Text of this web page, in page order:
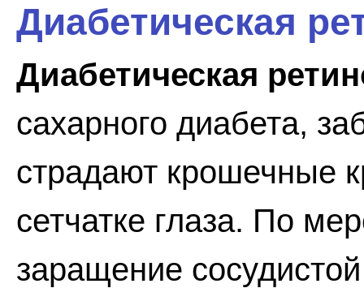
Диабетическая
Диабетическая
сахарного диабета,
страдают крошечные
сетчатке глаза. По
заращение